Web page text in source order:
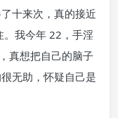
十来次，真的接近
。我今年 22，手淫
真想把自己的脑子
无助，怀疑自己是